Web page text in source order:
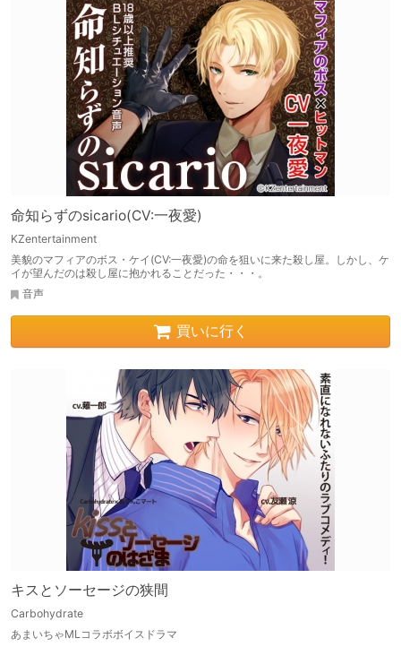
命知らずのsicario(CV:一夜愛)
KZentertainment
美貌のマフィアのボス・ケイ(CV:一夜愛)の命を狙いに来た殺し屋。しかし、ケ
イが望んだのは殺し屋に抱かれることだった・・・。
音声
買いに行く
キスとソーセージの狭間
Carbohydrate
あまいちゃMLコラボボイスドラマ